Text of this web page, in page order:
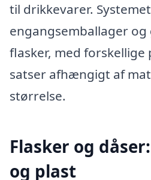
til drikkevarer.
engangsemballager
flasker, med
satser afhængigt af
størrelse.
Flasker og
og plast